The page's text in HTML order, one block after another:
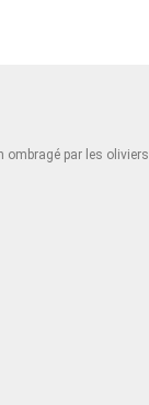
par les oliviers.